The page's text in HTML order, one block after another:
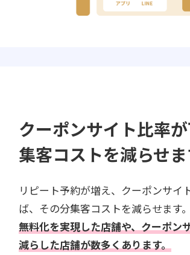
クーポンサイト比率が
集客コストを減らせ
リピート予約が増え、クーポンサイ
ば、その分集客コストを減らせます。
無料化を実現した店舗や、クーポン
減らした店舗が数多くあります。